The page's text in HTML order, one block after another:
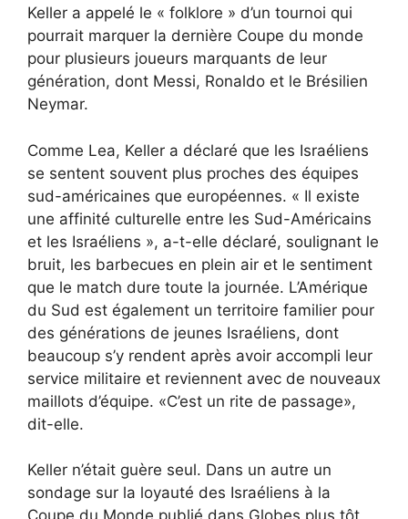
Keller a appelé le « folklore » d’un tournoi qui
pourrait marquer la dernière Coupe du monde
pour plusieurs joueurs marquants de leur
génération, dont Messi, Ronaldo et le Brésilien
Neymar.
Comme Lea, Keller a déclaré que les Israéliens
se sentent souvent plus proches des équipes
sud-américaines que européennes. « Il existe
une affinité culturelle entre les Sud-Américains
et les Israéliens », a-t-elle déclaré, soulignant le
bruit, les barbecues en plein air et le sentiment
que le match dure toute la journée. L’Amérique
du Sud est également un territoire familier pour
des générations de jeunes Israéliens, dont
beaucoup s’y rendent après avoir accompli leur
service militaire et reviennent avec de nouveaux
maillots d’équipe. «C’est un rite de passage»,
dit-elle.
Keller n’était guère seul. Dans un autre un
sondage sur la loyauté des Israéliens à la
Coupe du Monde publié dans Globes plus tôt